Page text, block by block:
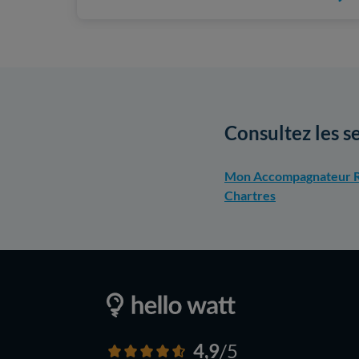
Consultez les
Mon Accompagnateur
Chartres
4,9/5